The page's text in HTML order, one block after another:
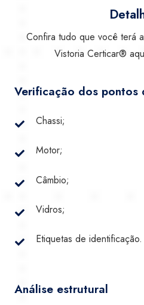
Confira tudo que você terá
Vistoria Certicar®
Verificação dos pontos
Chassi;
Motor;
Câmbio;
Vidros;
Etiquetas de identificação.
Análise estrutural